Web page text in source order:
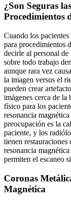
¿Son Seguras
Procedimientos
Cuando los
para procedimientos
decirle al personal
sobre todo trabajo
aunque rara vez
la imagen versus el
pueden crear
imágenes cerca de
físico para los
resonancia
preocupación es la
paciente, y los
tienen
resonancia
permiten el escaneo
Coronas
Magnética